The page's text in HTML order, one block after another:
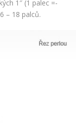
1″ (1 palec =-
– 18 palců.